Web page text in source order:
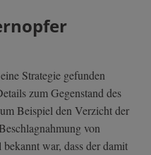
Strategie gefunden
zum Gegenstand des
Beispiel den Verzicht der
von
war, dass der damit